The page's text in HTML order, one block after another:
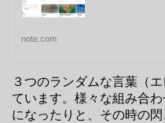
note.com
３つのランダムな言葉（
ています。様々な組み合
になったりと、その時の